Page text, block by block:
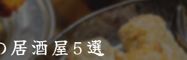
専門店
ランチ
居酒屋5選